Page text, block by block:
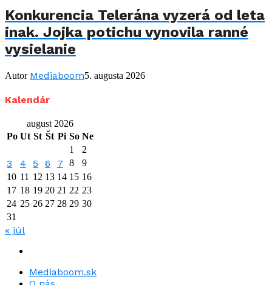
Konkurencia Telerána vyzerá od leta
inak. Jojka potichu vynovila ranné
vysielanie
Autor Mediaboom5. augusta 2026
Kalendár
august 2026
Po Ut St Št Pi So Ne
1
2
3 4 5 6 7 8
9
10 11 12 13 14 15 16
17 18 19 20 21 22 23
24 25 26 27 28 29 30
31
« júl
Mediaboom.sk